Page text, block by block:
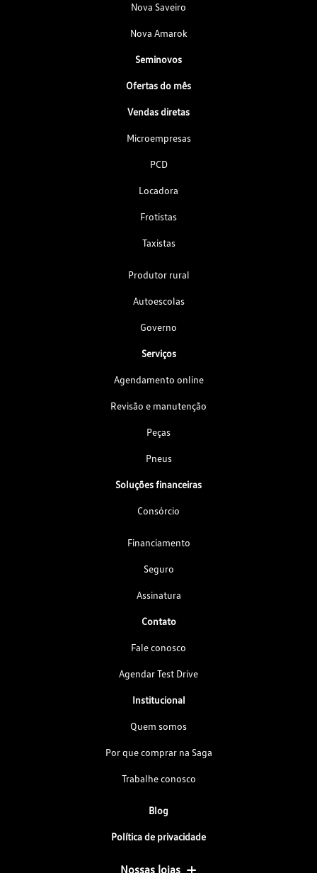
Nova Saveiro
Nova Amarok
Seminovos
Ofertas do mês
Vendas diretas
Microempresas
PCD
Locadora
Frotistas
Taxistas
Produtor rural
Autoescolas
Governo
Serviços
Agendamento online
Revisão e manutenção
Peças
Pneus
Soluções financeiras
Consórcio
Financiamento
Seguro
Assinatura
Contato
Fale conosco
Agendar Test Drive
Institucional
Quem somos
Por que comprar na Saga
Trabalhe conosco
Blog
Política de privacidade
Nossas lojas